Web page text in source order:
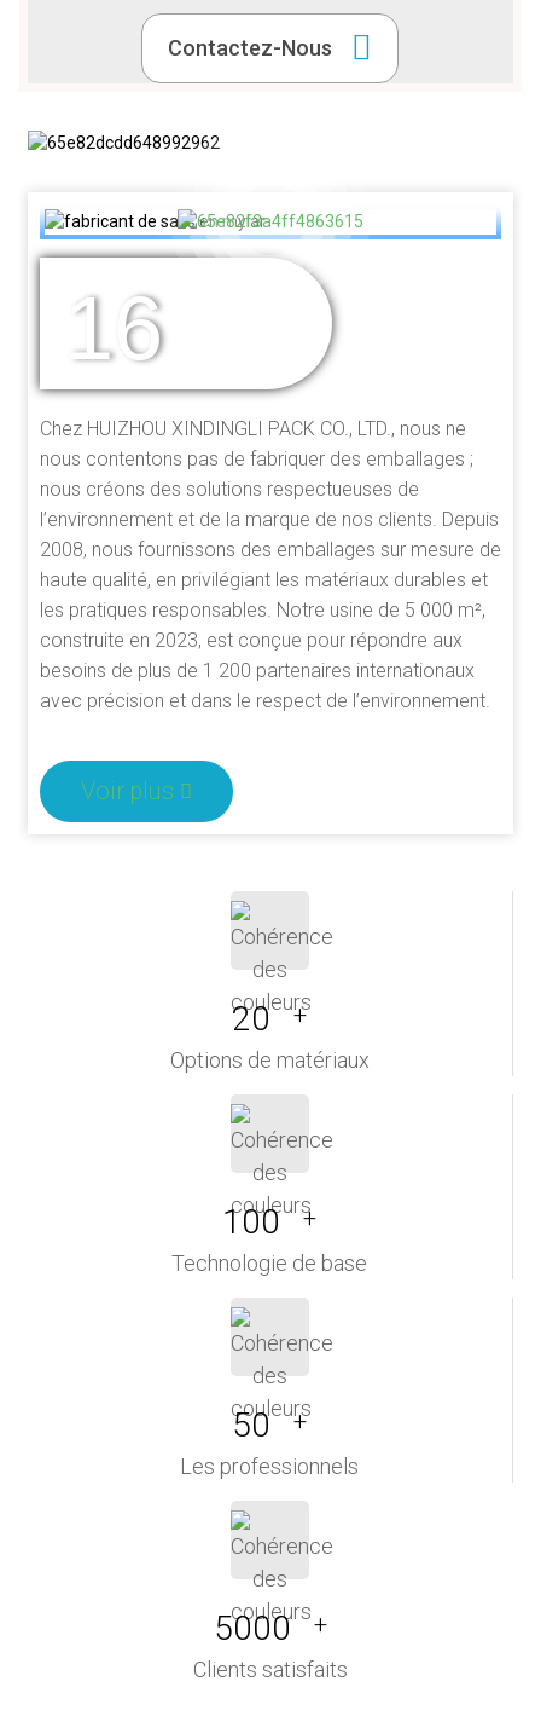
Contactez-Nous
16
Chez HUIZHOU XINDINGLI PACK CO., LTD., nous ne
nous contentons pas de fabriquer des emballages ;
nous créons des solutions respectueuses de
l’environnement et de la marque de nos clients. Depuis
2008, nous fournissons des emballages sur mesure de
haute qualité, en privilégiant les matériaux durables et
les pratiques responsables. Notre usine de 5 000 m²,
construite en 2023, est conçue pour répondre aux
besoins de plus de 1 200 partenaires internationaux
avec précision et dans le respect de l’environnement.
Voir plus
20 +
Options de matériaux
100 +
Technologie de base
50 +
Les professionnels
5000 +
Clients satisfaits